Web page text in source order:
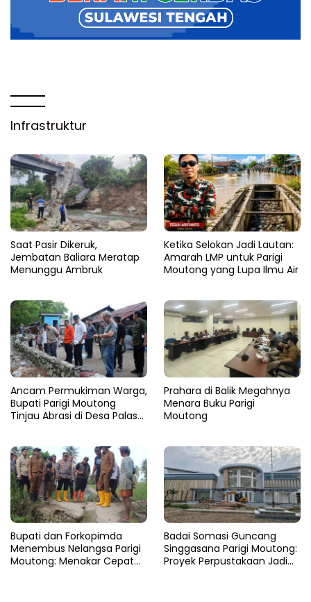
Infrastruktur
Saat Pasir Dikeruk,
Jembatan Baliara Meratap
Menunggu Ambruk
Ketika Selokan Jadi Lautan:
Amarah LMP untuk Parigi
Moutong yang Lupa Ilmu Air
Ancam Permukiman Warga,
Bupati Parigi Moutong
Tinjau Abrasi di Desa Palasa
Prahara di Balik Megahnya
Menara Buku Parigi
Moutong
​Bupati dan Forkopimda
Menembus Nelangsa Parigi
Moutong: Menakar Cepat
Badai Somasi Guncang
Singgasana Parigi Moutong:
Proyek Perpustakaan Jadi